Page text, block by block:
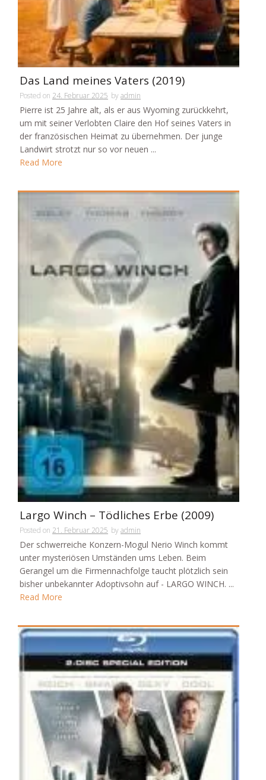
Das Land meines Vaters (2019)
Posted on 24. Februar 2025 byadmin
Pierre ist 25 Jahre alt, als er aus Wyoming zurückkehrt,
um mit seiner Verlobten Claire den Hof seines Vaters in
der französischen Heimat zu übernehmen. Der junge
Landwirt strotzt nur so vor neuen ...
Read More
Largo Winch – Tödliches Erbe (2009)
Posted on 21. Februar 2025 byadmin
Der schwerreiche Konzern-Mogul Nerio Winch kommt
unter mysteriösen Umständen ums Leben. Beim
Gerangel um die Firmennachfolge taucht plötzlich sein
bisher unbekannter Adoptivsohn auf - LARGO WINCH. ...
Read More